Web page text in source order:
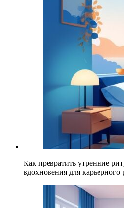
Как превратить утренние
вдохновения для